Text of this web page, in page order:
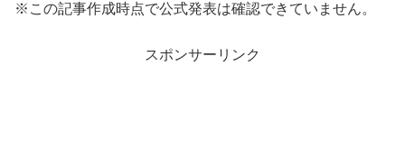
※この記事作成時点で公式発表は確認できていません。
スポンサーリンク